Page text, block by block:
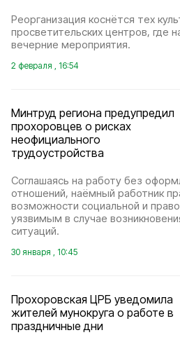
Реорганизация коснётся тех
просветительских центров, где
вечерние мероприятия.
2 февраля , 16:54
Минтруд региона предупредил
прохоровцев о рисках
неофициального
трудоустройства
Соглашаясь на работу без
отношений, наёмный работник
возможности социальной и
уязвимым в случае
ситуаций.
30 января , 10:45
Прохоровская ЦРБ уведомила
жителей мунокруга о работе в
праздничные дни